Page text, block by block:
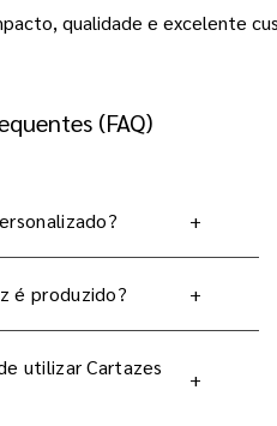
qualidade e excelente
(FAQ)
+
é produzido? +
utilizar Cartazes
+